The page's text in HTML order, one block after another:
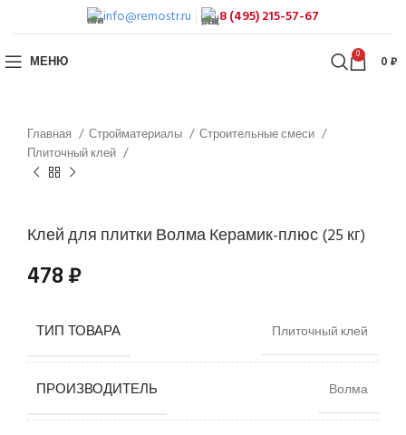
info@remostr.ru 8 (495) 215-57-67
МЕНЮ 0 0₽
Главная Стройматериалы
Строительные смеси
Плиточный клей
Клей для плитки Волма Керамик-плюс (25 кг)
478₽
ТИП ТОВАРА Плиточный клей
ПРОИЗВОДИТЕЛЬ Волма